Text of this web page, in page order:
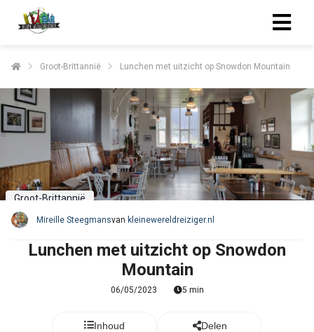
Groot-Brittannië Lunchen met uitzicht op Snowdon Mountain
Groot-Brittannië
Mireille Steegmansvan kleinewereldreiziger.nl
Lunchen met uitzicht op Snowdon
Mountain
06/05/2023 5 min
Inhoud Delen